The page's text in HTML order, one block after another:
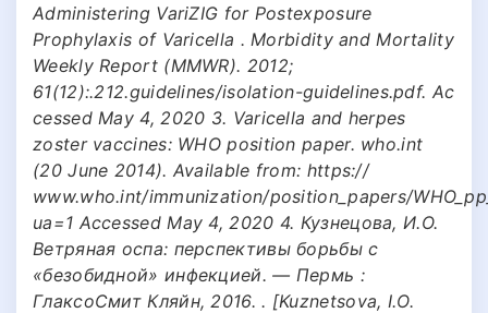
Administering VariZIG for Postexposure
Prophylaxis of Varicella . Morbidity and Mortality
Weekly Report (MMWR). 2012;
61(12):.212.guidelines/isolation-guidelines.pdf. Ac
cessed May 4, 2020 3. Varicella and herpes
zoster vaccines: WHO position paper. who.int
(20 June 2014). Available from: https://
www.who.int/immunization/position_papers/
ua=1 Accessed May 4, 2020 4. Кузнецова, И.О.
Ветряная оспа: перспективы борьбы с
«безобидной» инфекцией. — Пермь :
ГлаксоСмит Кляйн, 2016. . [Kuznetsova, I.O.